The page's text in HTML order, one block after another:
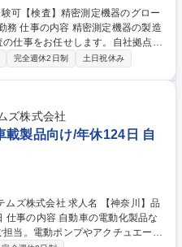
の製造
仕事をお任せします。自社拠点に
します。定寸装置の駆動部やセン
工作機械用測定システム、寸法形
スト装置など多種多様 ◎入社後は
す。将来は適性に応じ技術営業や
査】精
◎/賞与4か月/自社勤務
完全週休2日制 土日祝休み
ズ株式会社
製品向け/年休124日 自
人名 【神奈川】品
当。電動ポンプやアクチュエータ